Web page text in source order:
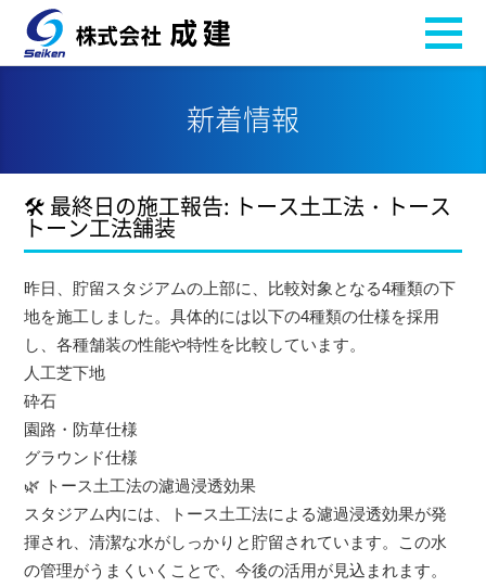
新着情報
🛠️ 最終日の施工報告: トース土工法・トース
トーン工法舗装
昨日、貯留スタジアムの上部に、比較対象となる4種類の下
地を施工しました。具体的には以下の4種類の仕様を採用
し、各種舗装の性能や特性を比較しています。
人工芝下地
砕石
園路・防草仕様
グラウンド仕様
🌿 トース土工法の濾過浸透効果
スタジアム内には、トース土工法による濾過浸透効果が発
揮され、清潔な水がしっかりと貯留されています。この水
の管理がうまくいくことで、今後の活用が見込まれます。